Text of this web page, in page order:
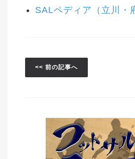
SALペディア（立川・
<< 前の記事へ